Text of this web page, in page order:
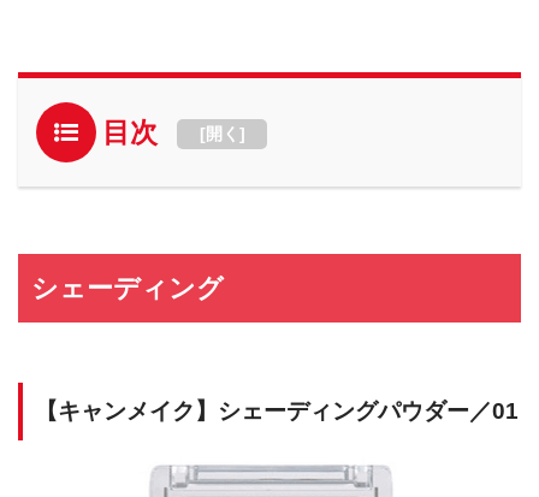
目次 [開く ]
シェーディング
【キャンメイク】シェーディングパウダー／01